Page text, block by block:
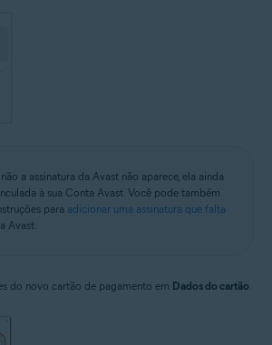
não a assinatura da Avast não aparece, ela ainda
à sua Conta Avast. Você pode também
para adicionar uma assinatura que falta
Avast.
do novo cartão de pagamento em Dados do cartão